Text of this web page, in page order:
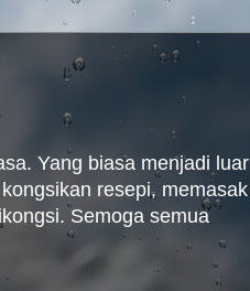
Yang biasa menjadi luar
resepi, memasak
Semoga semua